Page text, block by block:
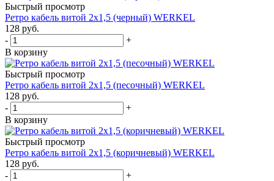
Быстрый просмотр
Ретро кабель витой 2х1,5 (черный) WERKEL
128 руб.
-
+
В корзину
Быстрый просмотр
Ретро кабель витой 2х1,5 (песочный) WERKEL
128 руб.
-
+
В корзину
Быстрый просмотр
Ретро кабель витой 2х1,5 (коричневый) WERKEL
128 руб.
-
+